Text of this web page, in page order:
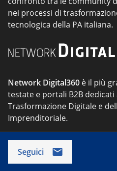
nei processi di
tecnologica della PA italiana.
Network Digital360 è il più
testate e portali B2B dedicati
Trasformazione Digitale e
Imprenditoriale.
Seguici